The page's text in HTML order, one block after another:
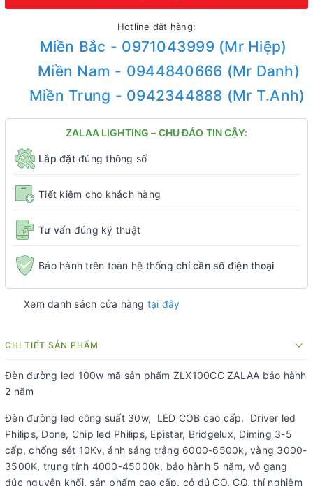
Hotline đặt hàng:
Miền Bắc - 0971043999 (Mr Hiệp)
Miền Nam - 0944840666 (Mr Danh)
Miền Trung - 0942344888 (Mr T.Anh)
ZALAA LIGHTING – CHU ĐÁO TIN CẬY:
Lắp đặtđúng thông số
Tiết kiệm cho khách hàng
Tư vấn đúng kỹ thuật
Bảo hành trên toàn hệ thống chỉ cần số điện thoại
Xem danh sách cửa hàng tại đây
CHI TIẾT SẢN PHẨM
Đèn đường led 100w mã sản phẩm ZLX100CC ZALAA bảo hành
2 năm
Đèn đường led công suất 30w, LED COB cao cấp, Driver led
Philips, Done, Chip led Philips, Epistar, Bridgelux, Diming 3-5
cấp, chống sét 10Kv, ánh sáng trắng 6000-6500k, vàng 3000-
3500K, trung tính 4000-45000k, bảo hành 5 năm, vỏ gang
đúc nguyên khối, sản phẩm cao cấp, có đủ CO, CQ, thí nghiệm